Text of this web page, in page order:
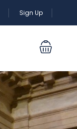
Sign Up